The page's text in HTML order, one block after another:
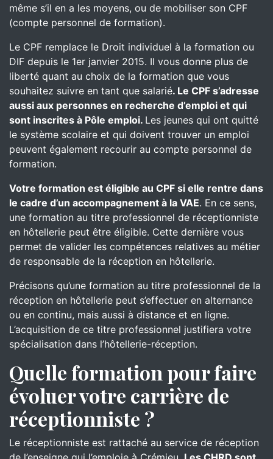
même s’il en a les moyens, ou de mobiliser son CPF
(compte personnel de formation).
Le CPF remplace le Droit individuel à la formation ou
DIF depuis le 1er janvier 2015. Il vous donne plus de
liberté quant au choix de la formation que vous
souhaitez suivre en tant que salarié. Le CPF s’adresse
aussi aux personnes en recherche d’emploi et qui
sont inscrites à Pôle emploi. Les jeunes qui ont quitté
le système scolaire et qui doivent trouver un emploi
peuvent également recourir au compte personnel de
formation.
Votre formation est éligible au CPF si elle rentre dans
le cadre d’un accompagnement à la VAE. En ce sens,
une formation au titre professionnel de réceptionniste
en hôtellerie peut être éligible. Cette dernière vous
permet de valider les compétences relatives au métier
de responsable de la réception en hôtellerie.
Précisons qu’une formation au titre professionnel de la
réception en hôtellerie peut s’effectuer en alternance
ou en continu, mais aussi à distance et en ligne.
L’acquisition de ce titre professionnel justifiera votre
spécialisation dans l’hôtellerie-réception.
Quelle formation pour faire
évoluer votre carrière de
réceptionniste ?
Le réceptionniste est rattaché au service de réception